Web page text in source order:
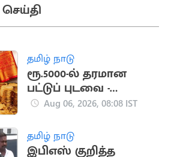
தமிழ் நாடு
ரூ.5000-ல் தரமான
பட்டுப் புடவை -
அமைச்சர் அறிவிப்பு
Aug 06, 2026, 08:08 IST
தமிழ் நாடு
இபிஎஸ் குறித்த